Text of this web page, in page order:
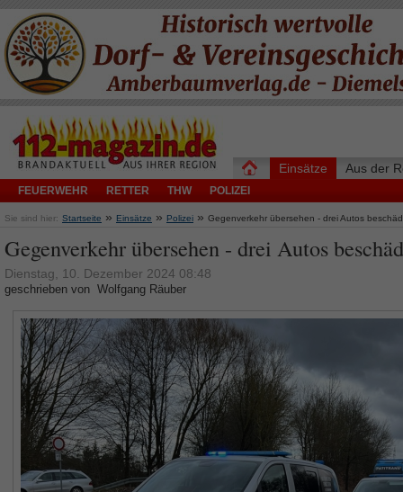
Einsätze
FEUERWEHR RETTER THW POLIZEI
Aus der
Sie sind hier: Startseite » Einsätze » Polizei » Gegenverkehr übersehen - drei Autos
Gegenverkehr übersehen - drei Autos
Dienstag, 10. Dezember 2024 08:48
geschrieben von Wolfgang Räuber